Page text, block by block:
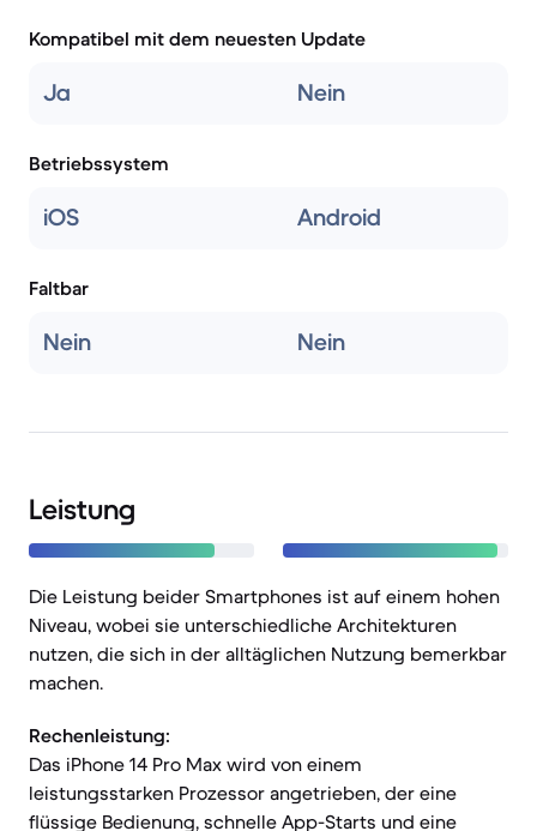
Kompatibel mit dem neuesten Update
Ja Nein
Betriebssystem
iOS Android
Faltbar
Nein Nein
Leistung
Die Leistung beider Smartphones ist auf einem hohen
Niveau, wobei sie unterschiedliche Architekturen
nutzen, die sich in der alltäglichen Nutzung bemerkbar
machen.
Rechenleistung:
Das iPhone 14 Pro Max wird von einem
leistungsstarken Prozessor angetrieben, der eine
flüssige Bedienung, schnelle App-Starts und eine